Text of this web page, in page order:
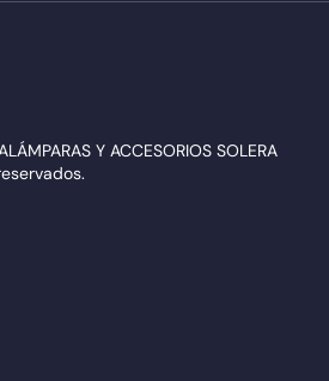
Y ACCESORIOS SOLERA